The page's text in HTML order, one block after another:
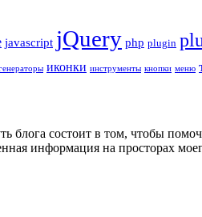
javascript jQuery php plugin
иконки инструменты кнопки меню
блога состоит в том, чтобы
информация на просторах